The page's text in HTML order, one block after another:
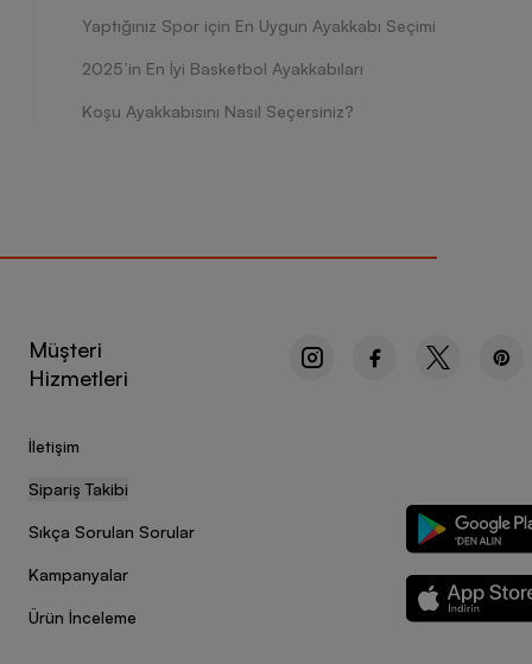
Yaptığınız Spor için En Uygun Ayakkabı Seçimi
2025’in En İyi Basketbol Ayakkabıları
Koşu Ayakkabısını Nasıl Seçersiniz?
Müşteri
Hizmetleri
İletişim
Sipariş Takibi
Sıkça Sorulan Sorular
Kampanyalar
Ürün İnceleme